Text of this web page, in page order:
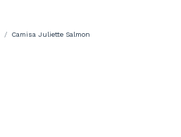
/ Camisa Juliette Salmon